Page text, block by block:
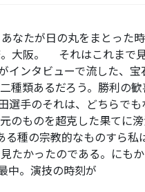
なたが日の丸をまとった
大阪。 それはこれまで
ンタビューで流した、宝
類あるだろう。勝利の
選手のそれは、どちらで
ものを超克した果てに
種の宗教的なものすら私
かったのである。にも
中。演技の時刻が